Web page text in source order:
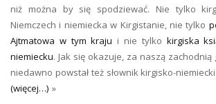
niż można by się spodziewać. Nie tylko
Niemczech i niemiecka w Kirgistanie, nie tylko
Ajtmatowa w tym kraju i nie tylko kirgiska
niemiecku. Jak się okazuje, za naszą
niedawno powstał też słownik kirgisko-
(więcej…)